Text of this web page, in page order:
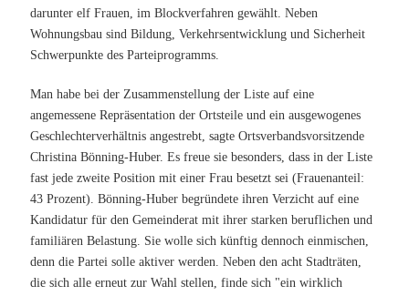
darunter elf Frauen, im Blockverfahren gewählt. Neben
Wohnungsbau sind Bildung, Verkehrsentwicklung und Sicherheit
Schwerpunkte des Parteiprogramms.
Man habe bei der Zusammenstellung der Liste auf eine
angemessene Repräsentation der Ortsteile und ein ausgewogenes
Geschlechterverhältnis angestrebt, sagte Ortsverbandsvorsitzende
Christina Bönning-Huber. Es freue sie besonders, dass in der Liste
fast jede zweite Position mit einer Frau besetzt sei (Frauenanteil:
43 Prozent). Bönning-Huber begründete ihren Verzicht auf eine
Kandidatur für den Gemeinderat mit ihrer starken beruflichen und
familiären Belastung. Sie wolle sich künftig dennoch einmischen,
denn die Partei solle aktiver werden. Neben den acht Stadträten,
die sich alle erneut zur Wahl stellen, finde sich "ein wirklich